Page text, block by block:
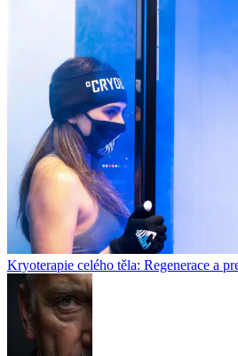
Kryoterapie celého těla: Regenerace a